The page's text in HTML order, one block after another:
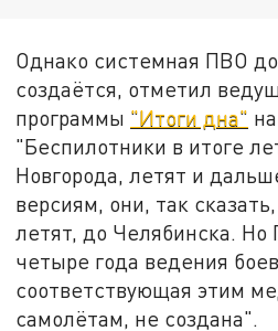
Однако системная ПВО
создаётся, отметил
программы "Итоги дна"
"Беспилотники в итоге
Новгорода, летят и
версиям, они, так
летят, до Челябинска.
четыре года ведения
соответствующая этим
самолётам, не создана".